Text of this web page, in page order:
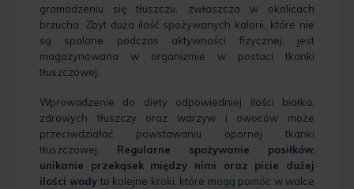
gromadzeniu się tłuszczu, zwłaszcza w okolicach
brzucha. Zbyt duża ilość spożywanych kalorii, które nie
są spalane podczas aktywności fizycznej, jest
magazynowana w organizmie w postaci tkanki
tłuszczowej.
Wprowadzenie do diety odpowiedniej ilości białka,
zdrowych tłuszczy oraz warzyw i owoców może
przeciwdziałać powstawaniu opornej tkanki
tłuszczowej. Regularne spożywanie posiłków,
unikanie przekąsek między nimi oraz picie dużej
ilości wody to kolejne kroki, które mogą pomóc w walce